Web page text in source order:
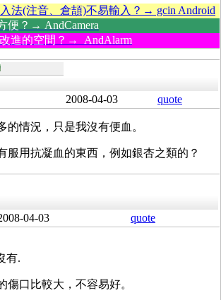
法(注音、倉頡)不易輸入？→ gcin Android
便？→ AndCamera
進的空間？→ AndAlarm
2008-04-03 quote
的情況，只是我沒有便血。
服用抗凝血的東西，例如銀杏之類的？
04-03 quote
有.
傷口比較大，不容易好。